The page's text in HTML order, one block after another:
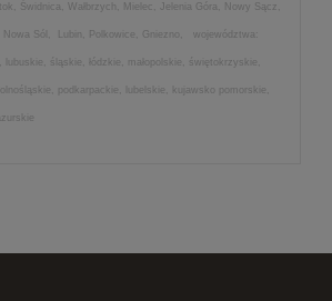
Świdnica, Wałbrzych, Mielec, Jelenia Góra, Nowy Sącz,
Nowa Sól, Lubin, Polkowice, Gniezno, województwa:
śląskie, łódzkie, małopolskie, świętokrzyskie,
podkarpackie, lubelskie, kujawsko pomorskie,